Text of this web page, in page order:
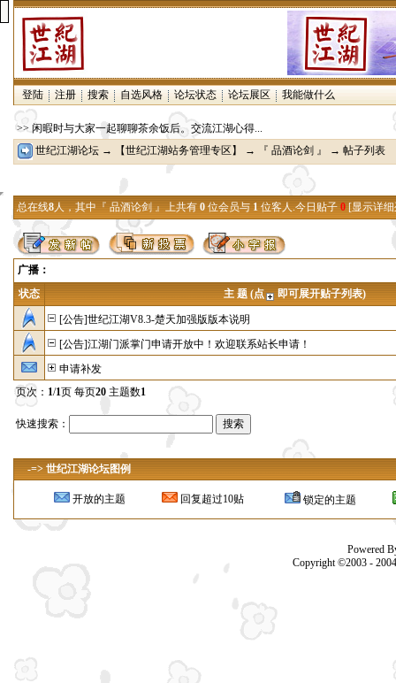
登陆 注册 搜索 自选风格 论坛状态 论坛展区 我能做什么
>> 闲暇时与大家一起聊聊茶余饭后。交流江湖心得...
世纪江湖论坛 → 【世纪江湖站务管理专区】 → 『 品酒论剑 』 → 帖子列表
总在线8人，其中『 品酒论剑 』上共有0位会员与1位客人.今日贴子0[显示详
广播：
状态
主 题 (点 即可展开贴子列表)
[公告]世纪江湖V8.3-楚天加强版版本说明
[公告]江湖门派掌门申请开放中！欢迎联系站长申请！
申请补发
页次： 1/1页 每页20 主题数1
快速搜索：
-=> 世纪江湖论坛图例
开放的主题 回复超过10贴 锁定的主题
Powered
Copyright ©2003 -